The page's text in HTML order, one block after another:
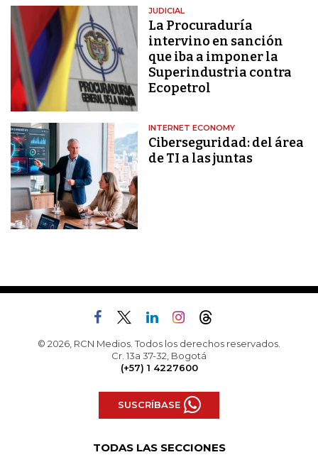
JUDICIAL
La Procuraduría
intervino en sanción
que iba a imponer la
Superindustria contra
Ecopetrol
INTERNET ECONOMY
Ciberseguridad: del área
de TI a las juntas
© 2026, RCN Medios. Todos los derechos reservados.
Cr. 13a 37-32, Bogotá
(+57) 1 4227600
SUSCRÍBASE
TODAS LAS SECCIONES